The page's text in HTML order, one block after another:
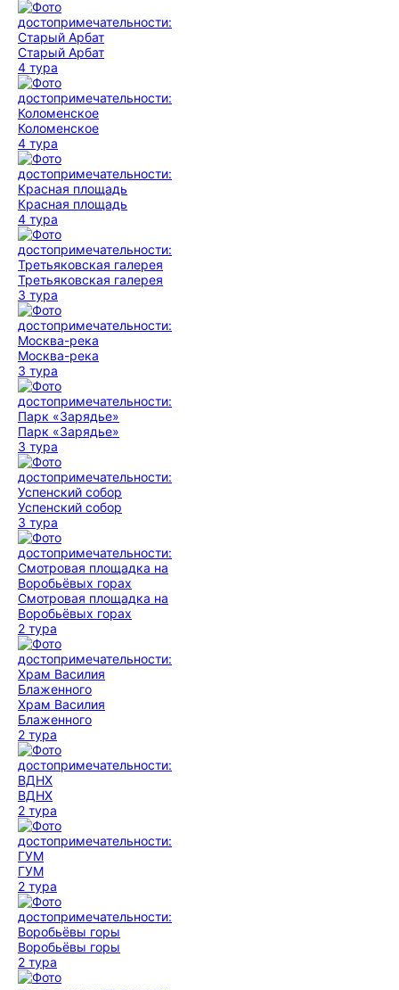
Старый Арбат
4 тура
Коломенское
4 тура
Красная площадь
4 тура
Третьяковская галерея
3 тура
Москва-река
3 тура
Парк «Зарядье»
3 тура
Успенский собор
3 тура
Смотровая площадка на
Воробьёвых горах
2 тура
Храм Василия
Блаженного
2 тура
ВДНХ
2 тура
ГУМ
2 тура
Воробьёвы горы
2 тура